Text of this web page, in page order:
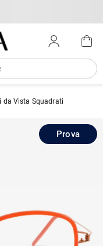
da Vista Squadrati
Prova